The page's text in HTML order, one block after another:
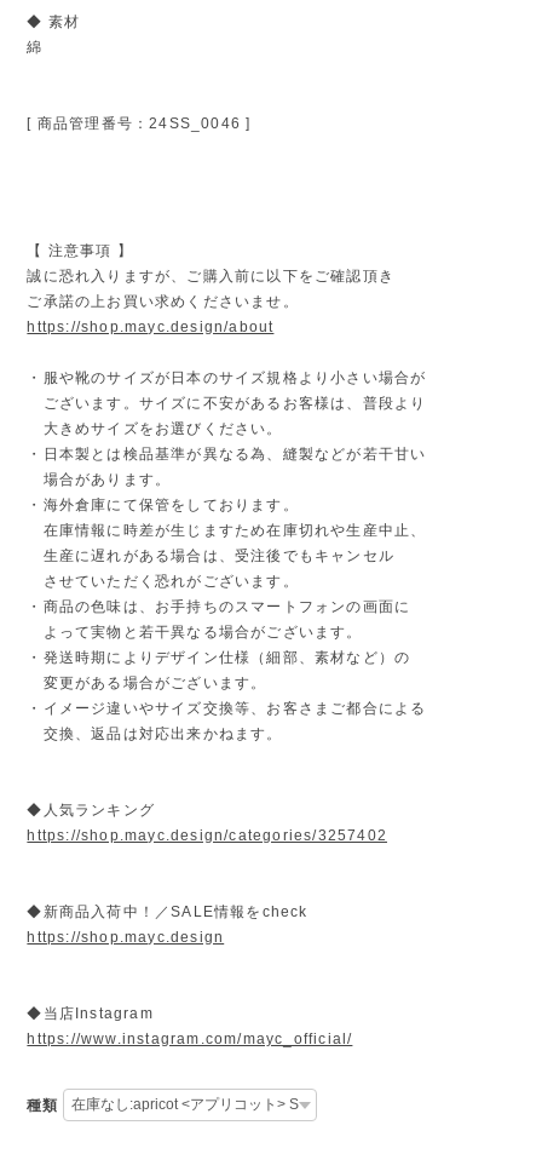
◆ 素材
綿
[ 商品管理番号：24SS_0046 ]
【 注意事項 】
誠に恐れ入りますが、ご購入前に以下をご確認頂き
ご承諾の上お買い求めくださいませ。
https://shop.mayc.design/about
・服や靴のサイズが日本のサイズ規格より小さい場合が
ございます。サイズに不安があるお客様は、普段より
大きめサイズをお選びください。
・日本製とは検品基準が異なる為、縫製などが若干甘い
場合があります。
・海外倉庫にて保管をしております。
在庫情報に時差が生じますため在庫切れや生産中止、
生産に遅れがある場合は、受注後でもキャンセル
させていただく恐れがございます。
・商品の色味は、お手持ちのスマートフォンの画面に
よって実物と若干異なる場合がございます。
・発送時期によりデザイン仕様（細部、素材など）の
変更がある場合がございます。
・イメージ違いやサイズ交換等、お客さまご都合による
交換、返品は対応出来かねます。
◆人気ランキング
https://shop.mayc.design/categories/3257402
◆新商品入荷中！／SALE情報をcheck
https://shop.mayc.design
◆当店Instagram
https://www.instagram.com/mayc_official/
種類